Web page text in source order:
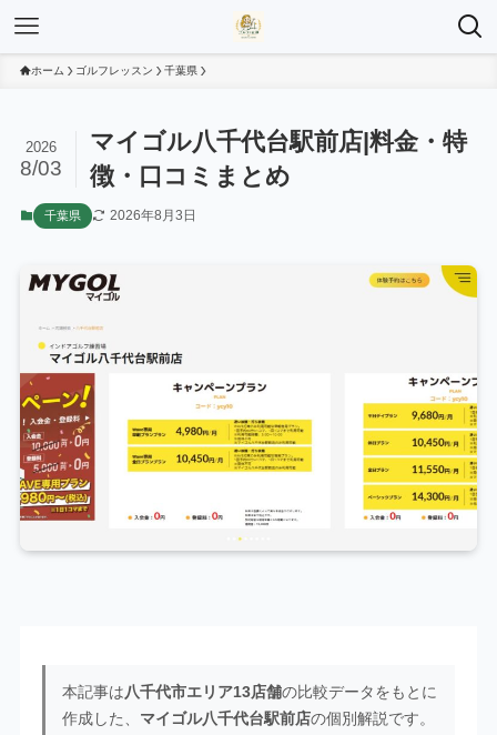
ホーム ゴルフレッスン 千葉県
マイゴル八千代台駅前店|料金・特
徴・口コミまとめ
2026
8/03
千葉県 2026年8月3日
本記事は八千代市エリア13店舗の比較データをもとに
作成した、 マイゴル八千代台駅前店の個別解説です。